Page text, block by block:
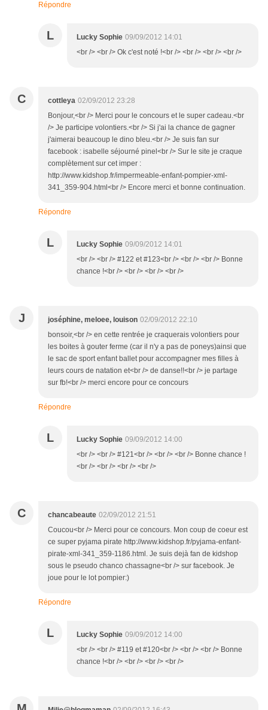
Répondre
L Lucky Sophie 09/09/2012 14:01
<br /> <br /> Ok c'est noté !<br /> <br /> <br /> <br />
C cottleya 02/09/2012 23:28
Bonjour,<br /> Merci pour le concours et le super cadeau.<br
/> Je participe volontiers.<br /> Si j'ai la chance de gagner
j'aimerai beaucoup le dino bleu.<br /> Je suis fan sur
facebook : isabelle séjourné pinel<br /> Sur le site je craque
complètement sur cet imper :
http://www.kidshop.fr/impermeable-enfant-pompier-xml-
341_359-904.html<br /> Encore merci et bonne continuation.
Répondre
L Lucky Sophie 09/09/2012 14:01
<br /> <br /> #122 et #123<br /> <br /> <br /> Bonne
chance !<br /> <br /> <br /> <br />
J joséphine, meloee, louison 02/09/2012 22:10
bonsoir,<br /> en cette rentrée je craquerais volontiers pour
les boites à gouter ferme (car il n'y a pas de poneys)ainsi que
le sac de sport enfant ballet pour accompagner mes filles à
leurs cours de natation et<br /> de danse!!<br /> je partage
sur fb!<br /> merci encore pour ce concours
Répondre
L Lucky Sophie 09/09/2012 14:00
<br /> <br /> #121<br /> <br /> <br /> Bonne chance !
<br /> <br /> <br /> <br />
C chancabeaute 02/09/2012 21:51
Coucou<br /> Merci pour ce concours. Mon coup de coeur est
ce super pyjama pirate http://www.kidshop.fr/pyjama-enfant-
pirate-xml-341_359-1186.html. Je suis dejà fan de kidshop
sous le pseudo chanco chassagne<br /> sur facebook. Je
joue pour le lot pompier:)
Répondre
L Lucky Sophie 09/09/2012 14:00
<br /> <br /> #119 et #120<br /> <br /> <br /> Bonne
chance !<br /> <br /> <br /> <br />